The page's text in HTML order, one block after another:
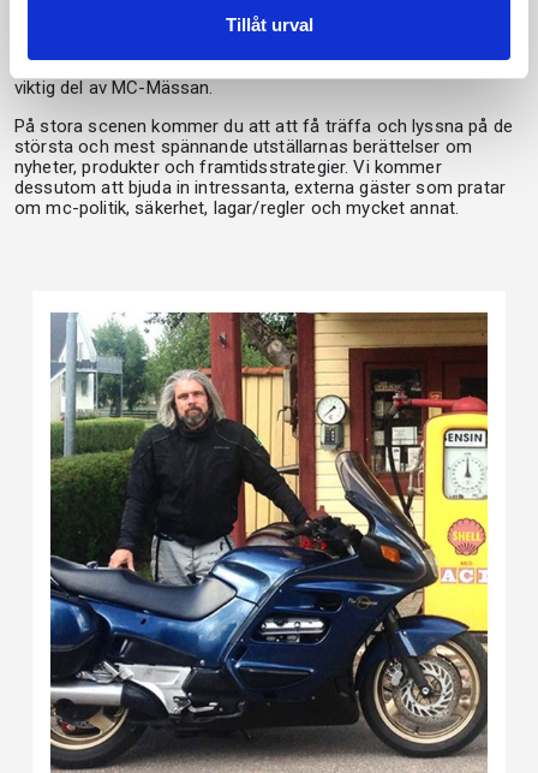
Tillåt urval
successivt kommer att berätta mer om scenprogrammet, en
viktig del av MC-Mässan.
På stora scenen kommer du att att få träffa och lyssna på de
största och mest spännande utställarnas berättelser om
nyheter, produkter och framtidsstrategier. Vi kommer
dessutom att bjuda in intressanta, externa gäster som pratar
om mc-politik, säkerhet, lagar/regler och mycket annat.